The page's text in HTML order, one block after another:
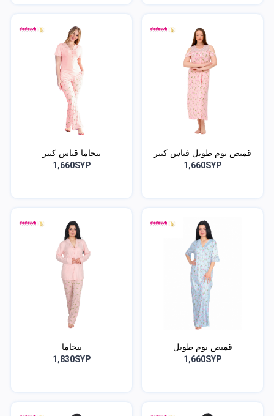
قميص نوم طويل قياس كبير
1,660SYP
بيجاما قياس كبير
1,660SYP
قميص نوم طويل
1,660SYP
بيجاما
1,830SYP